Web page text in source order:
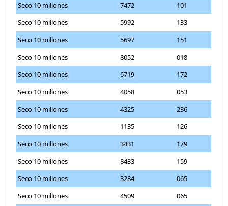
Seco 10 millones
7472
101
Seco 10 millones
5992
133
Seco 10 millones
5697
151
Seco 10 millones
8052
018
Seco 10 millones
6719
172
Seco 10 millones
4058
053
Seco 10 millones
4325
236
Seco 10 millones
1135
126
Seco 10 millones
3431
179
Seco 10 millones
8433
159
Seco 10 millones
3284
065
Seco 10 millones
4509 065